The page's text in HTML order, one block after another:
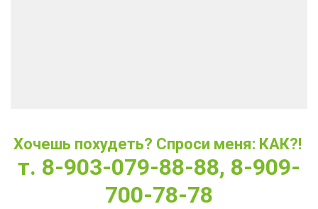
Хочешь похудеть? Спроси меня: КАК?!
т. 8-903-079-88-88, 8-909-
700-78-78